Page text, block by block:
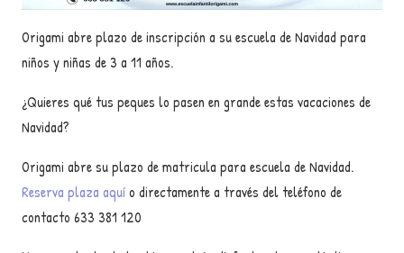
Origami abre plazo de inscripción a su escuela de Navidad para
niños y niñas de 3 a 11 años.
¿Quieres qué tus peques lo pasen en grande estas vacaciones de
Navidad?
Origami abre su plazo de matricula para escuela de Navidad.
Reserva plaza aquío directamente a través del teléfono de
contacto 633 381 120